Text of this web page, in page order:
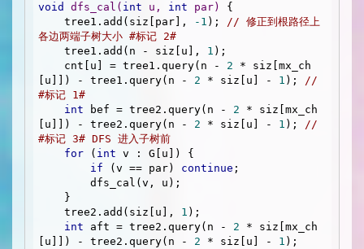
void
dfs_cal ( int u, int par)
{
    tree1.add(siz[par],
-1 ); // 修正到根路径上
各边两端子树大小 #标记 2#
    tree1.add(n - siz[u],
1 );
    cnt[u] = tree1.query(n -
2 * siz[mx_ch
[u]]) - tree1.query(n - 2 * siz[u] - 1 ); //
#标记 1#
int bef = tree2.query(n - 2 * siz[mx_ch
[u]]) - tree2.query(n - 2 * siz[u] - 1 ); //
#标记 3# DFS 进入子树前
for ( int v : G[u]) {
if (v == par) continue ;
    tree2.add(siz[u],
1 );
int aft = tree2.query(n - 2 * siz[mx_ch
[u]]) - tree2.query(n - 2 * siz[u] - 1 );